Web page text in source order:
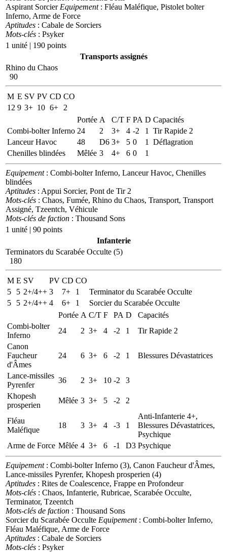
Aspirant Sorcier Equipement: Fléau Maléfique, Pistolet bolter
Inferno, Arme de Force
Aptitudes : Cabale de Sorciers
Mots-clés : Psyker
1 unité | 190 points
Transports assignés
Rhino du Chaos
90
M E SV PV CD CO
12 9 3+ 10 6+
2
Portée A C/T F PA D Capacités
Combi-bolter Inferno 24 2 3+ 4 -2 1
Tir Rapide 2
Lanceur Havoc
48 D6 3+ 5 0 1
Déflagration
Chenilles blindées
Mêlée 3 4+ 6 0 1
Equipement: Combi-bolter Inferno, Lanceur Havoc, Chenilles
blindées
Aptitudes : Appui Sorcier, Pont de Tir 2
Mots-clés : Chaos, Fumée, Rhino du Chaos, Transport, Transport
Assigné, Tzeentch, Véhicule
Mots-clés de faction : Thousand Sons
1 unité | 90 points
Infanterie
Terminators du Scarabée Occulte (5)
180
M E SV PV CD CO
5
5 2+/4++ 3 7+ 1
Terminator du Scarabée Occulte
5
5 2+/4++ 4 6+ 1
Sorcier du Scarabée Occulte
Portée A C/T F PA D
Capacités
Combi-bolter
Inferno
24 2 3+ 4 -2 1
Tir Rapide 2
Canon
Faucheur
d'Âmes
24 6 3+ 6 -2 1 Blessures Dévastatrices
Lance-missiles
Pyrenfer
36 2 3+ 10 -2
3
Khopesh
prosperien
Mêlée 3 3+ 5 -2 2
Fléau
Maléfique
18 3 3+ 4 -3 1
Anti-Infanterie 4+,
Blessures Dévastatrices,
Psychique
Arme de Force Mêlée 4 3+ 6 -1 D3 Psychique
Equipement: Combi-bolter Inferno (3), Canon Faucheur d'Âmes,
Lance-missiles Pyrenfer, Khopesh prosperien (4)
Aptitudes : Rites de Coalescence, Frappe en Profondeur
Mots-clés : Chaos, Infanterie, Rubricae, Scarabée Occulte,
Terminator, Tzeentch
Mots-clés de faction : Thousand Sons
Sorcier du Scarabée Occulte Equipement: Combi-bolter Inferno,
Fléau Maléfique, Arme de Force
Aptitudes : Cabale de Sorciers
Mots-clés : Psyker